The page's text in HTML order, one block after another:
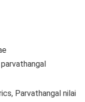
Parvathangal nilai